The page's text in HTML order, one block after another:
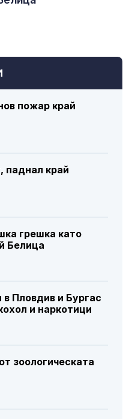
пожар край
край
грешка като
Белица
Пловдив и Бургас
и наркотици
зоологическата